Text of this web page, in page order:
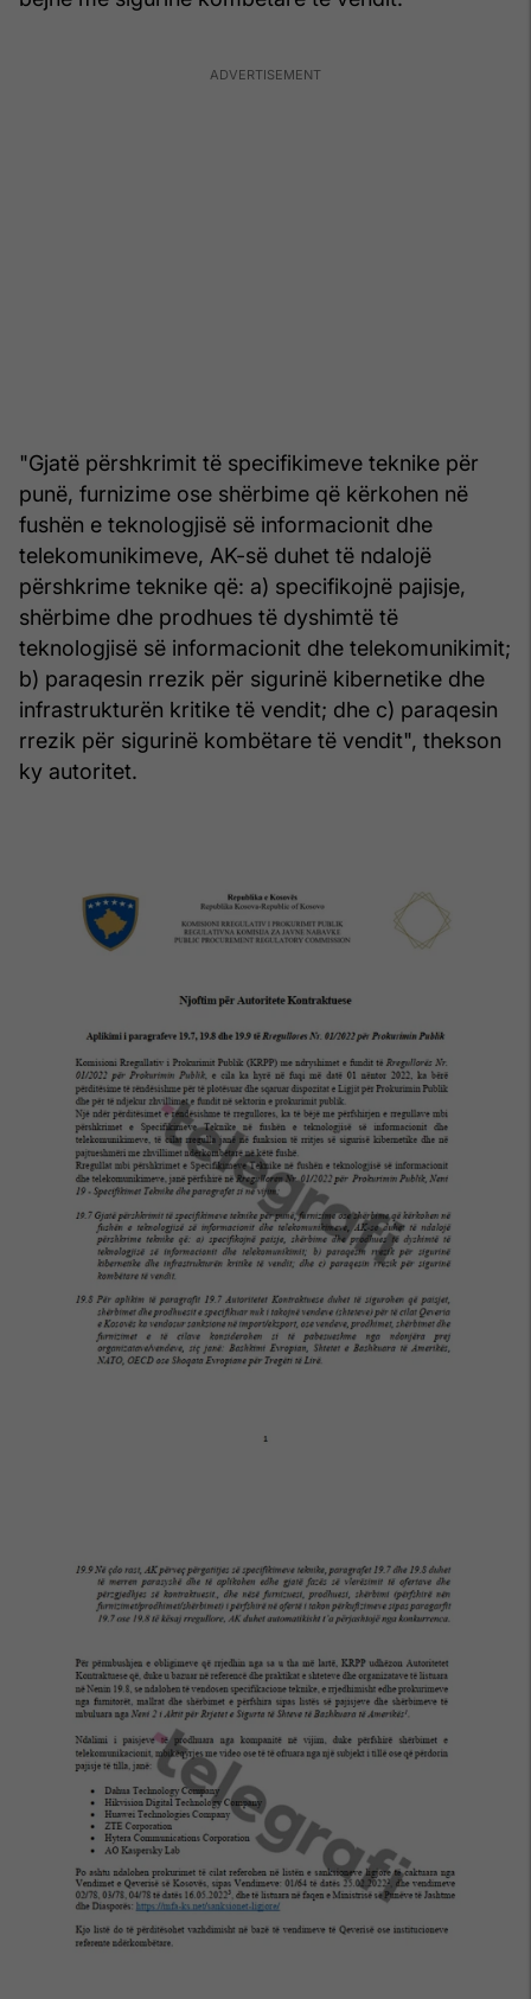
"Gjatë përshkrimit të specifikimeve teknike për
punë, furnizime ose shërbime që kërkohen në
fushën e teknologjisë së informacionit dhe
telekomunikimeve, AK-së duhet të ndalojë
përshkrime teknike që: a) specifikojnë pajisje,
shërbime dhe prodhues të dyshimtë të
teknologjisë së informacionit dhe telekomunikimit;
b) paraqesin rrezik për sigurinë kibernetike dhe
infrastrukturën kritike të vendit; dhe c) paraqesin
rrezik për sigurinë kombëtare të vendit", thekson
ky autoritet.